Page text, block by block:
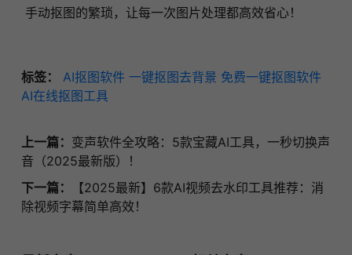
手动抠图的繁琐，让每一次图片处理都高效省心！
标签： AI抠图软件 一键抠图去背景 免费一键抠图软件
AI在线抠图工具
上一篇： 变声软件全攻略：5款宝藏AI工具，一秒切换声
音（2025最新版）！
下一篇：
【2025最新】6款AI视频去水印工具推荐：消
除视频字幕简单高效！